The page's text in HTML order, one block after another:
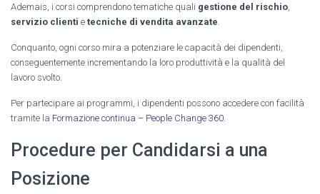
Ademais, i corsi comprendono tematiche quali gestione del rischio
servizio clienti e tecniche di vendita avanzate
Conquanto, ogni corso mira a potenziare le capacità dei dipendenti,
conseguentemente incrementando la loro produttività e la qualità del
lavoro svolto.
Per partecipare ai programmi, i dipendenti possono accedere con facilità
tramite la Formazione continua – People Change 360
Procedure per Candidarsi a una
Posizione